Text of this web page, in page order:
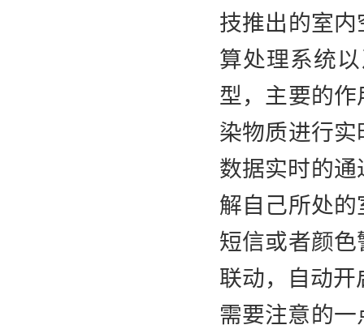
技推出的室
算处理系统
型，主要的
染物质进行
数据实时的
解自己所处
短信或者颜
联动，自动
需要注意的